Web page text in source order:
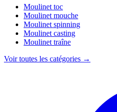
Moulinet toc
Moulinet mouche
Moulinet spinning
Moulinet casting
Moulinet traîne
Voir toutes les catégories →